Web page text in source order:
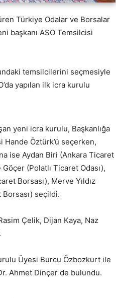
Türkiye Odalar ve Borsalar
başkanı ASO Temsilcisi
temsilcilerini seçmesiyle
yapılan ilk icra kurulu
yeni icra kurulu, Başkanlığa
Hande Öztürk’ü seçerken,
ise Aydan Biri (Ankara Ticaret
Göçer (Polatlı Ticaret Odası),
Borsası), Merve Yıldız
seçildi.
Çelik, Dijan Kaya, Naz
Üyesi Burcu Özbozkurt ile
Ahmet Dinçer de bulundu.